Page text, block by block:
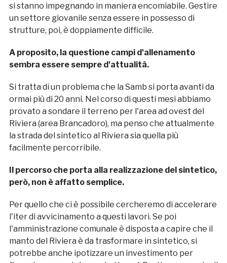
si stanno impegnando in maniera encomiabile. Gestire
un settore giovanile senza essere in possesso di
strutture, poi, è doppiamente difficile.
A proposito, la questione campi d'allenamento
sembra essere sempre d'attualità.
Si tratta di un problema che la Samb si porta avanti da
ormai più di 20 anni. Nel corso di questi mesi abbiamo
provato a sondare il terreno per l'area ad ovest del
Riviera (area Brancadoro), ma penso che attualmente
la strada del sintetico al Riviera sia quella più
facilmente percorribile.
Il percorso che porta alla realizzazione del sintetico,
però, non è affatto semplice.
Per quello che ci è possibile cercheremo di accelerare
l'iter di avvicinamento a questi lavori. Se poi
l'amministrazione comunale è disposta a capire che il
manto del Riviera è da trasformare in sintetico, si
potrebbe anche ipotizzare un investimento per